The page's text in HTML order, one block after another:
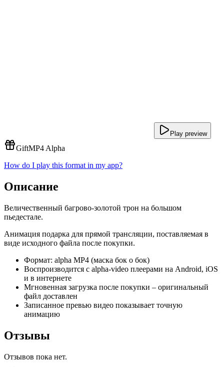
Play preview
GiftMP4 Alpha
How do I play this format in my app?
Описание
Величественный багрово-золотой трон на большом
пьедестале.
Анимация подарка для прямой трансляции, поставляемая в
виде исходного файла после покупки.
Формат: alpha MP4 (маска бок о бок)
Воспроизводится с alpha-video плеерами на Android, iOS
и в интернете
Мгновенная загрузка после покупки – оригинальный
файл доставлен
Записанное превью видео показывает точную
анимацию
Отзывы
Отзывов пока нет.